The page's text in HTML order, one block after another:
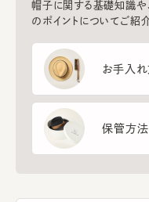
帽子に関する基礎知識や
のポイントについてご紹介
お手入
保管方法